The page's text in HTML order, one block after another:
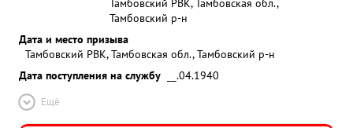
Тамбовский р-н
Дата и место призыва
Тамбовский РВК, Тамбовская обл., Тамбовский р-н
Дата поступления на службу
__.04.1940
Ещё